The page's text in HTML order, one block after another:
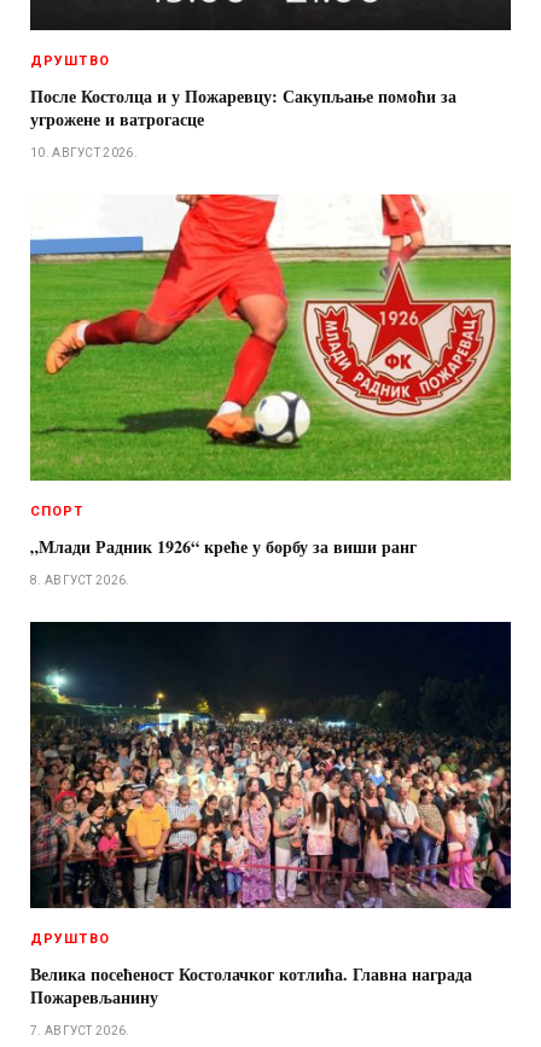
ДРУШТВО
После Костолца и у Пожаревцу: Сакупљање помоћи за
угрожене и ватрогасце
10. АВГУСТ 2026.
СПОРТ
„Млади Радник 1926“ креће у борбу за виши ранг
8. АВГУСТ 2026.
ДРУШТВО
Велика посећеност Костолачког котлића. Главна награда
Пожаревљанину
7. АВГУСТ 2026.